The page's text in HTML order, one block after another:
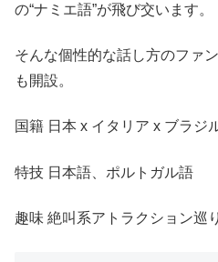
の“ナミエ語”が飛び交います。
そんな個性的な話し方のファ
も開設。
国籍 日本 x イタリア x ブラジ
特技 ⽇本語、ポルトガル語
趣味 絶叫系アトラクション巡